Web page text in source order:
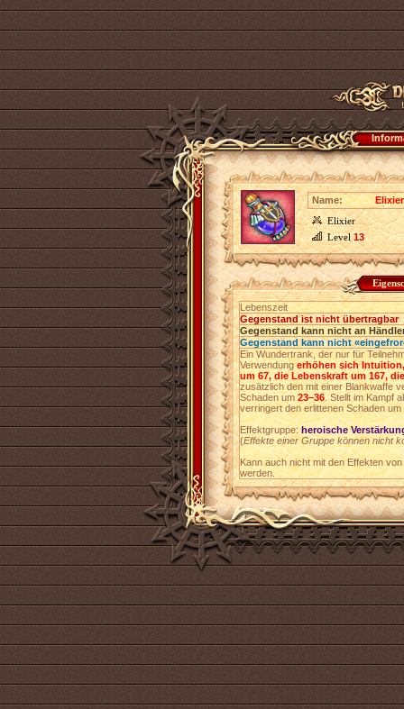
Name:
Elixier
Level13
Lebenszeit
Gegenstand ist nicht übertragbar
Gegenstand kann nicht an
Gegenstand kann nicht
Ein Wundertrank, der nur für
Verwendungerhöhen sich
um 67, die Lebenskraft um 167,
zusätzlich den mit einer Blankwaffe
Schaden um23–36. Stellt im Kampf
verringert den erlittenen Schaden um
Effektgruppe:heroische
(Effekte einer Gruppe können nicht
Kann auch nicht mit den Effekten
werden.